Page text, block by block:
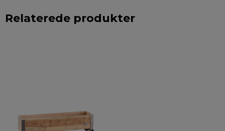
Relaterede produkter